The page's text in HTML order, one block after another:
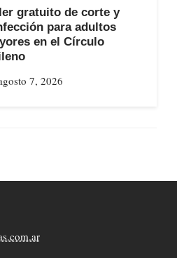
gratuito de corte y
para adultos
en el Círculo
7, 2026